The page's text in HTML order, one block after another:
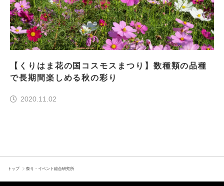
【くりはま花の国コスモスまつり】数種類の品種
で長期間楽しめる秋の彩り
2020.11.02
トップ 祭り・イベント総合研究所